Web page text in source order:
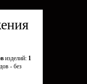
изделий: 1
- без